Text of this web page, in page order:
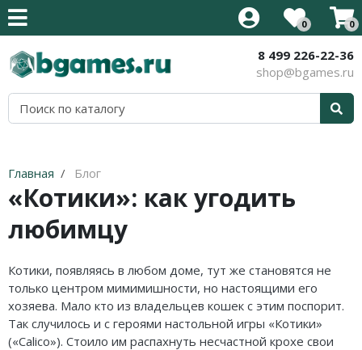
0 0
8 499 226-22-36
shop@bgames.ru
Главная Блог
«Котики»: как угодить
любимцу
Котики, появляясь в любом доме, тут же становятся не
только центром мимимишности, но настоящими его
хозяева. Мало кто из владельцев кошек с этим поспорит.
Так случилось и с героями настольной игры «Котики»
(«Calico»). Стоило им распахнуть несчастной крохе свои
Все товары
Стратегии на английском
Карточные на английском
Кооперативные на английском
Семейные на английском
Тактические на английском
Все товары
Новинки
Хиты продаж
Детям
Для всей семьи
Для двоих
В дорогу
Все товары
Активити / Activity
Alias / Скажи Иначе
Дженга/Башня
Покорение Марса
Тик-Так-Бумм
Корни / Root
Все товары
500 злобных карт
Blood Rage
Elder Sign
Five Tribes
Mansions of Madness
Кланк! / Clank!
Лавкрафт
Все товары
Иннистрад: Багровая Клятва
Иннистрад: Полночная Охота
Стриксхейвен: Школа Магов
Калдхайм
Все товары
Аксессуары
Протекторы
Все товары
Наборы протекторов
Все товары
Уцененный товар
Акция